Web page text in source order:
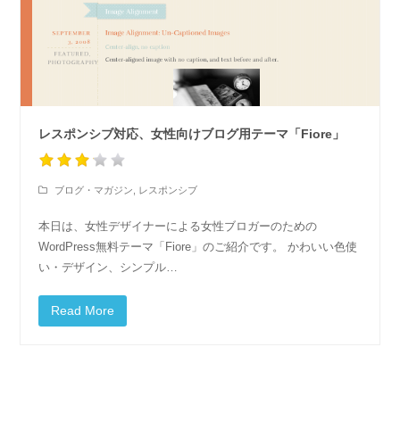
レスポンシブ対応、女性向けブログ用テーマ「Fiore」
ブログ・マガジン レスポンシブ
本日は、女性デザイナーによる女性ブロガーのための
WordPress無料テーマ「Fiore」のご紹介です。 かわいい色使
い・デザイン、シンプル…
Read More